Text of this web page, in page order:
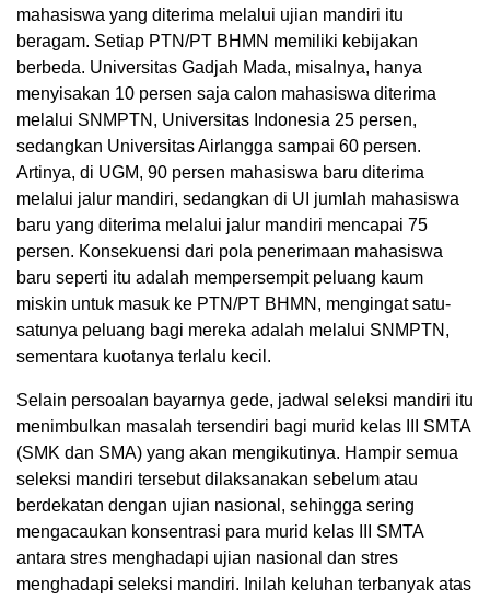
mahasiswa yang diterima melalui ujian mandiri itu
beragam. Setiap PTN/PT BHMN memiliki kebijakan
berbeda. Universitas Gadjah Mada, misalnya, hanya
menyisakan 10 persen saja calon mahasiswa diterima
melalui SNMPTN, Universitas Indonesia 25 persen,
sedangkan Universitas Airlangga sampai 60 persen.
Artinya, di UGM, 90 persen mahasiswa baru diterima
melalui jalur mandiri, sedangkan di UI jumlah mahasiswa
baru yang diterima melalui jalur mandiri mencapai 75
persen. Konsekuensi dari pola penerimaan mahasiswa
baru seperti itu adalah mempersempit peluang kaum
miskin untuk masuk ke PTN/PT BHMN, mengingat satu-
satunya peluang bagi mereka adalah melalui SNMPTN,
sementara kuotanya terlalu kecil.
Selain persoalan bayarnya gede, jadwal seleksi mandiri itu
menimbulkan masalah tersendiri bagi murid kelas III SMTA
(SMK dan SMA) yang akan mengikutinya. Hampir semua
seleksi mandiri tersebut dilaksanakan sebelum atau
berdekatan dengan ujian nasional, sehingga sering
mengacaukan konsentrasi para murid kelas III SMTA
antara stres menghadapi ujian nasional dan stres
menghadapi seleksi mandiri. Inilah keluhan terbanyak atas